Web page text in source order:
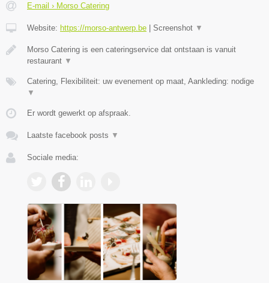
E-mail › Morso Catering
Website: https://morso-antwerp.be Screenshot ▼
Morso Catering is een cateringservice dat ontstaan is vanuit
restaurant ▼
Catering, Flexibiliteit: uw evenement op maat, Aankleding: nodige
▼
Er wordt gewerkt op afspraak.
Laatste facebook posts ▼
Sociale media: